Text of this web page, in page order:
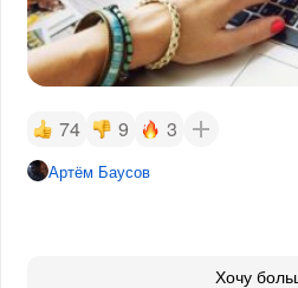
74 9 3
Артём Баусов
Хочу